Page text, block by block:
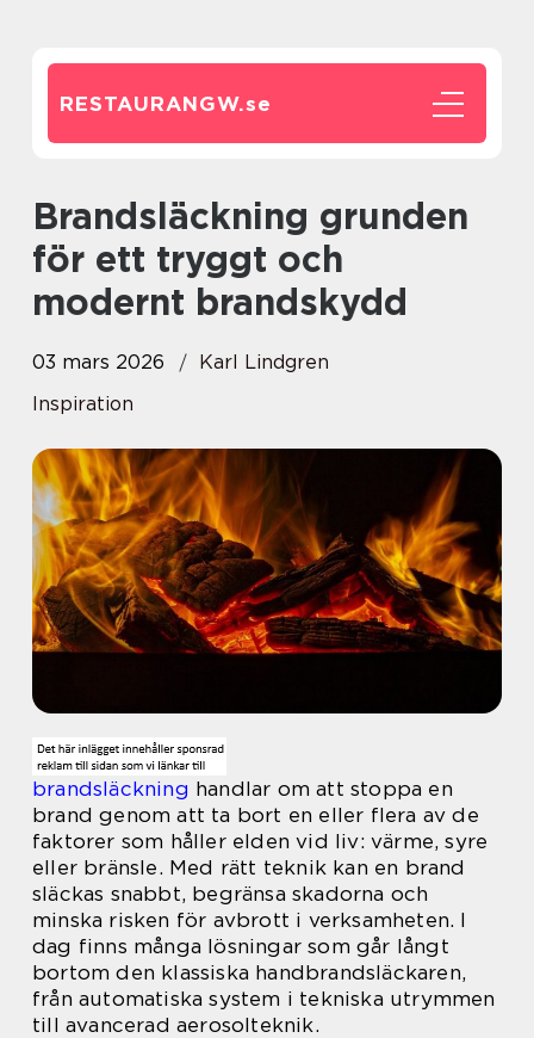
RESTAURANGW.se
Brandsläckning grunden
för ett tryggt och
modernt brandskydd
03 mars 2026
Karl Lindgren
Inspiration
brandsläckning handlar om att stoppa en
brand genom att ta bort en eller flera av de
faktorer som håller elden vid liv: värme, syre
eller bränsle. Med rätt teknik kan en brand
släckas snabbt, begränsa skadorna och
minska risken för avbrott i verksamheten. I
dag finns många lösningar som går långt
bortom den klassiska handbrandsläckaren,
från automatiska system i tekniska utrymmen
till avancerad aerosolteknik.